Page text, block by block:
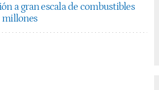
a gran escala de combustibles
millones